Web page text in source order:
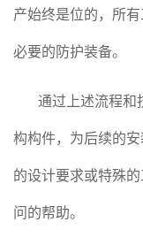
产始终是位的，所
必要的防护装备。
通过上述流程和
构构件，为后续的
的设计要求或特殊
问的帮助。